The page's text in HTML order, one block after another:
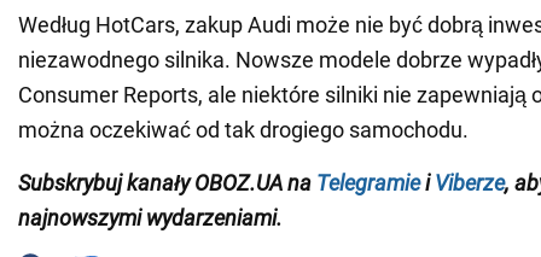
Według HotCars, zakup Audi może nie być dobrą
niezawodnego silnika. Nowsze modele dobrze
Consumer Reports, ale niektóre silniki nie zapewniają
można oczekiwać od tak drogiego samochodu.
Subskrybuj kanały OBOZ.UA na TelegramieiViberze,
najnowszymi wydarzeniami.